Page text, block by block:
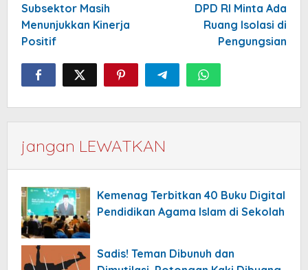
Subsektor Masih
Menunjukkan Kinerja
Positif
DPD RI Minta Ada
Ruang Isolasi di
Pengungsian
jangan LEWATKAN
Kemenag Terbitkan 40 Buku Digital
Pendidikan Agama Islam di Sekolah
Sadis! Teman Dibunuh dan